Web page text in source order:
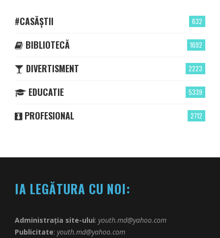
632
#CASĂȘTII
1692
BIBLIOTECĂ
2223
DIVERTISMENT
5339
EDUCATIE
2712
PROFESIONAL
IA LEGĂTURA CU NOI:
Administrația site-ului: youth.md@yahoo.com
Publicitate: youth.md@yahoo.com